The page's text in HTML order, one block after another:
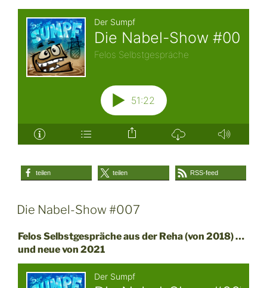
teilen teilen RSS-feed
Die Nabel-Show #007
Felos Selbstgespräche aus der Reha (von 2018) …
und neue von 2021